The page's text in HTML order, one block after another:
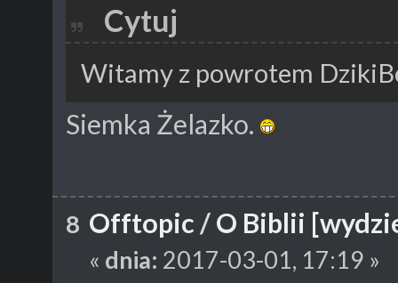
Cytuj
Witamy z powrotem
Siemka Żelazko.
8 Offtopic /O Biblii
« dnia: 2017-03-01, 17:19 »